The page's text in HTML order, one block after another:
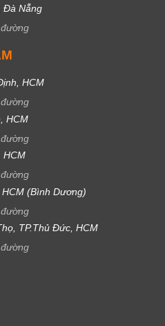
Đà Nẵng
HCM
HCM
HCM
(Bình Dương)
TP.Thủ Đức, HCM